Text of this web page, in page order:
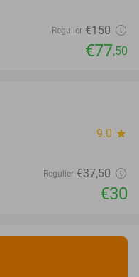
Regulier €150
€77,50
9.0 star
Regulier €37,50
€30